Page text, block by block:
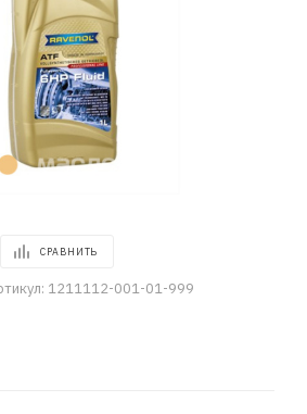
СРАВНИТЬ
1211112-001-01-999